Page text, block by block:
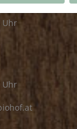
Uhr
Uhr